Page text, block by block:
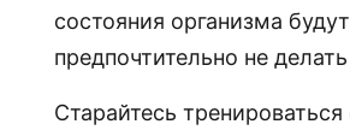
состояния организма
предпочтительно не
Старайтесь